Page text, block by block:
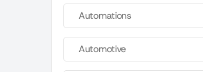
Automations
Automotive